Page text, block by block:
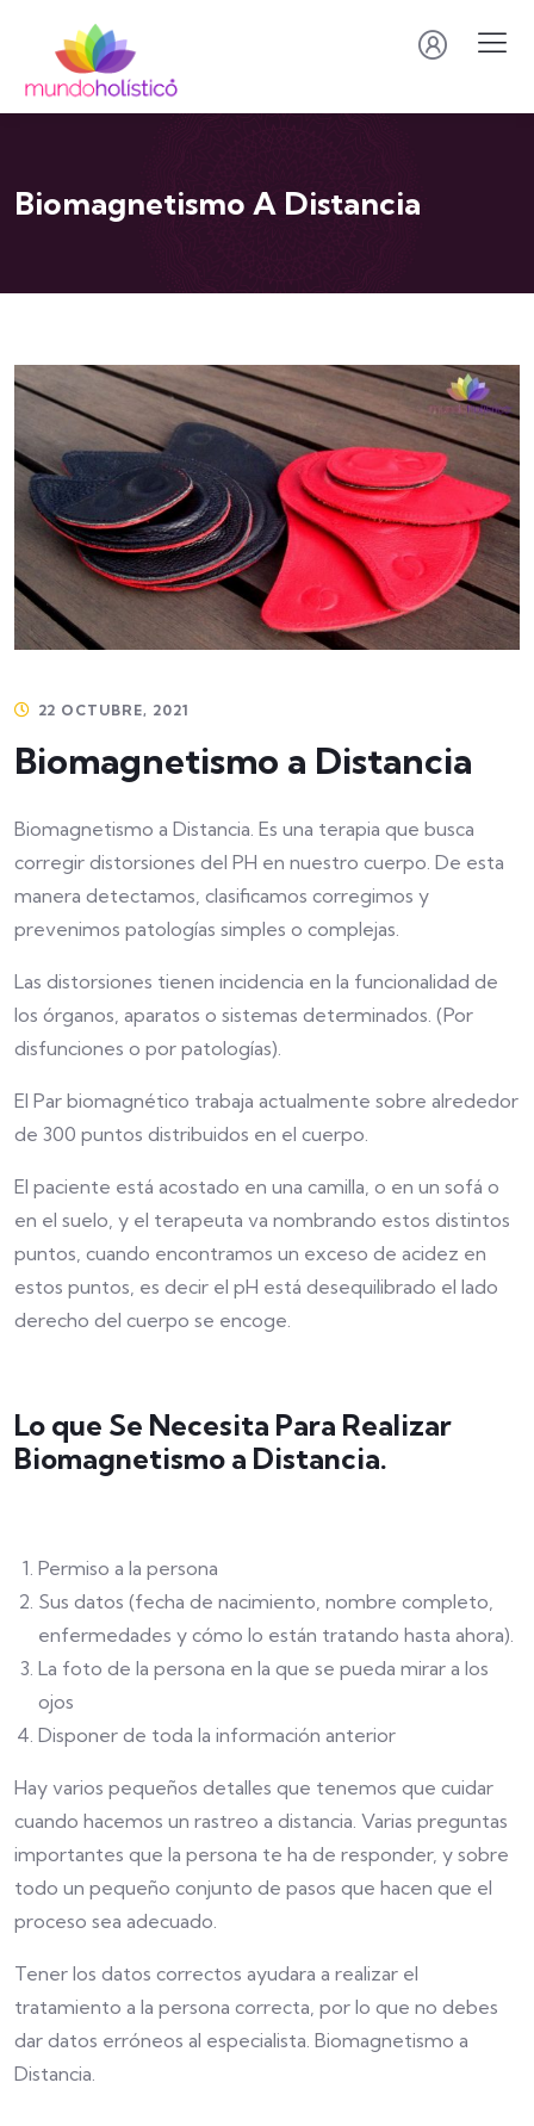
Biomagnetismo A Distancia
22 OCTUBRE, 2021
Biomagnetismo a Distancia
Biomagnetismo a Distancia. Es una terapia que busca
corregir distorsiones del PH en nuestro cuerpo. De esta
manera detectamos, clasificamos corregimos y
prevenimos patologías simples o complejas.
Las distorsiones tienen incidencia en la funcionalidad de
los órganos, aparatos o sistemas determinados. (Por
disfunciones o por patologías).
El Par biomagnético trabaja actualmente sobre alrededor
de 300 puntos distribuidos en el cuerpo.
El paciente está acostado en una camilla, o en un sofá o
en el suelo, y el terapeuta va nombrando estos distintos
puntos, cuando encontramos un exceso de acidez en
estos puntos, es decir el pH está desequilibrado el lado
derecho del cuerpo se encoge.
Lo que Se Necesita Para Realizar
Biomagnetismo a Distancia.
Permiso a la persona
Sus datos (fecha de nacimiento, nombre completo,
enfermedades y cómo lo están tratando hasta ahora).
La foto de la persona en la que se pueda mirar a los
ojos
Disponer de toda la información anterior
Hay varios pequeños detalles que tenemos que cuidar
cuando hacemos un rastreo a distancia. Varias preguntas
importantes que la persona te ha de responder, y sobre
todo un pequeño conjunto de pasos que hacen que el
proceso sea adecuado.
Tener los datos correctos ayudara a realizar el
tratamiento a la persona correcta, por lo que no debes
dar datos erróneos al especialista. Biomagnetismo a
Distancia.